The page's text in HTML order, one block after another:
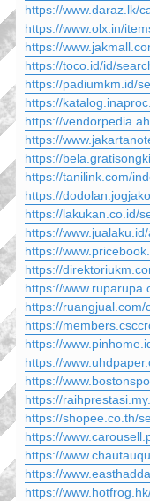
https://www.daraz.lk/
https://www.olx.in/
https://
https://toco.id/id/
https://padiumkm.id/
https://
https://
https://
https://
https://tanilink.com/
https://
https://lakukan.co.id/
https://
https://
https://
https://
https://ruangjual.com/
https://
https://
https://
https://
https://
https://shopee.co.th/
https://
https://
https://
https://